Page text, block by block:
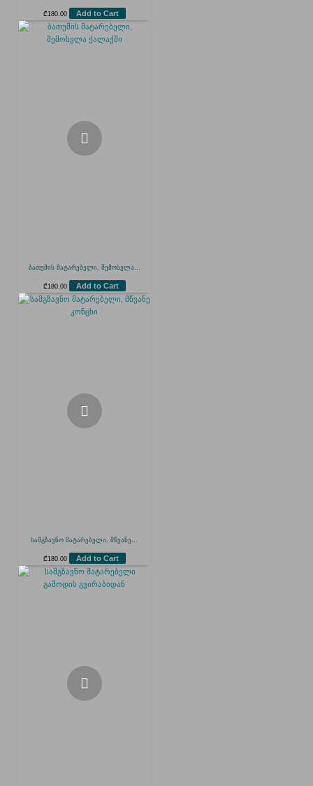
₾ 180.00 Add to Cart
ბათუმის მატარებელი, შემოსვლა...
₾ 180.00 Add to Cart
სამგზავნო მატარებელი, მწვანე...
₾ 180.00 Add to Cart